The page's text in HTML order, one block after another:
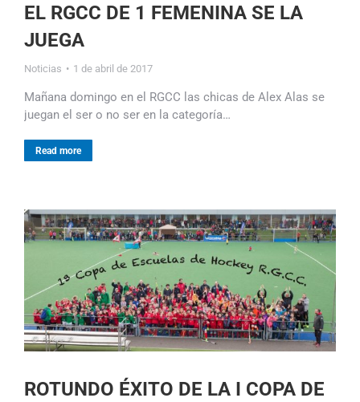
EL RGCC DE 1 FEMENINA SE LA
JUEGA
Noticias 1 de abril de 2017
Mañana domingo en el RGCC las chicas de Alex Alas se
juegan el ser o no ser en la categoría…
Read more
ROTUNDO ÉXITO DE LA I COPA DE